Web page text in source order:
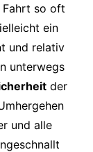
Fahrt so oft
ein
und relativ
unterwegs
der
und alle